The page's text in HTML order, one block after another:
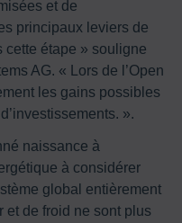
et de
principaux leviers de
cette étape » souligne
AG. « Lors de l’Open
les gains possibles
».
naissance à
à considérer
global entièrement
et de froid ne sont plus